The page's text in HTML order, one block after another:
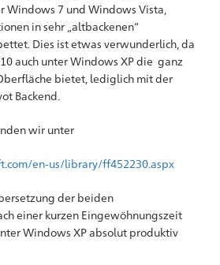
7 und Windows Vista,
in sehr „altbackenen“
Dies ist etwas verwunderlich, da
auch unter Windows XP die ganz
bietet, lediglich mit der
Backend.
wir unter
en-us/library/ff452230.aspx
der beiden
einer kurzen Eingewöhnungszeit
Windows XP absolut produktiv